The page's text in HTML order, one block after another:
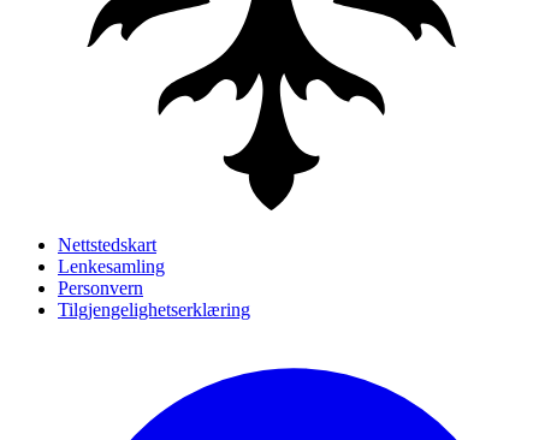
Nettstedskart
Lenkesamling
Personvern
Tilgjengelighetserklæring